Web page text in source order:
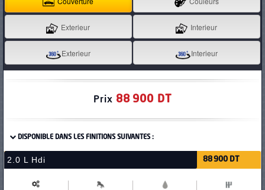
Exterieur Interieur
Exterieur Interieur
Prix 88 900 DT
DISPONIBLE DANS LES FINITIONS SUIVANTES :
2.0 L Hdi 88 900 DT